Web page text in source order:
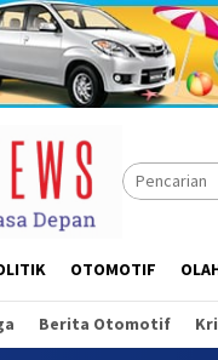
OTOMOTIF
Berita Otomotif